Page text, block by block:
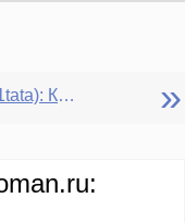
Богаченко Татьяна (boga1tata): Крутила Вьюга фуэте. »